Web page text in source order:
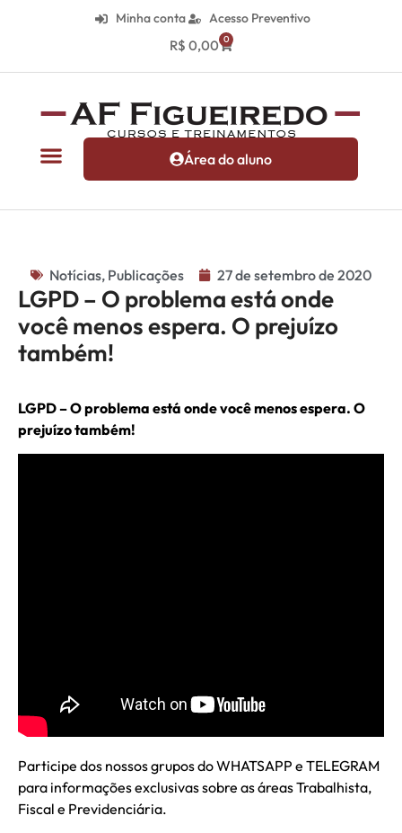
Minha conta Acesso Preventivo
R$ 0,00 0
Área do aluno
Notícias, Publicações 27 de setembro de 2020
LGPD – O problema está onde
você menos espera. O prejuízo
também!
LGPD – O problema está onde você menos espera. O
prejuízo também!
Participe dos nossos grupos do WHATSAPP e TELEGRAM
para informações exclusivas sobre as áreas Trabalhista,
Fiscal e Previdenciária.